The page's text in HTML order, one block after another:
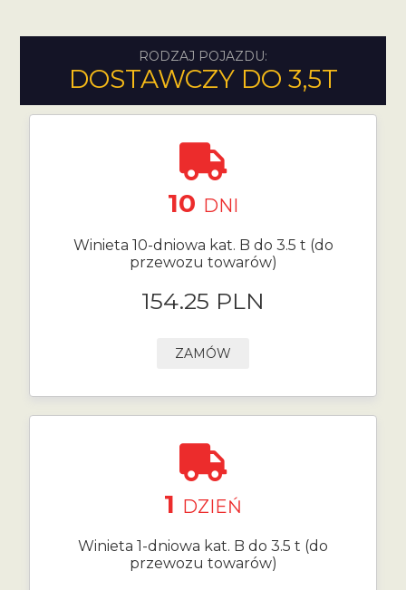
RODZAJ POJAZDU:
DOSTAWCZY DO 3,5T
10 DNI
Winieta 10-dniowa kat. B do 3.5 t (do
przewozu towarów)
154.25 PLN
ZAMÓW
1 DZIEŃ
Winieta 1-dniowa kat. B do 3.5 t (do
przewozu towarów)